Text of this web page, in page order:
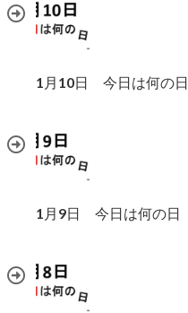
1月10日 今日は何の日
1月9日 今日は何の日